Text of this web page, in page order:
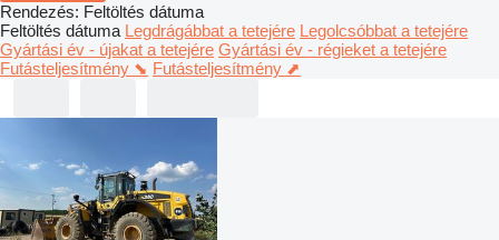
Rendezés: Feltöltés dátuma
Feltöltés dátuma Legdrágábbat a tetejére Legolcsóbbat a tetejére
Gyártási év - újakat a tetejére Gyártási év - régieket a tetejére
Futásteljesítmény ⬊ Futásteljesítmény ⬈